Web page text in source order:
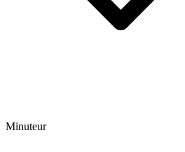
Minuteur